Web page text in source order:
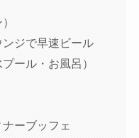
ジで早速ビール
ール・お風呂）
ーブッフェ